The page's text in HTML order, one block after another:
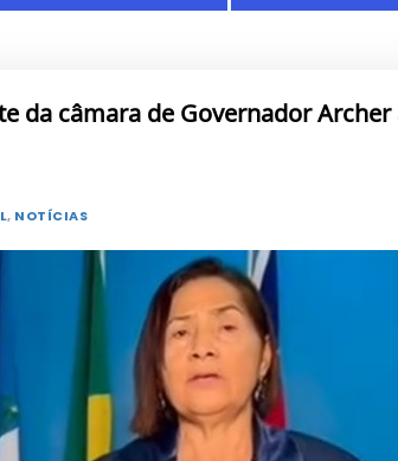
da câmara de Governador
, NOTÍCIAS